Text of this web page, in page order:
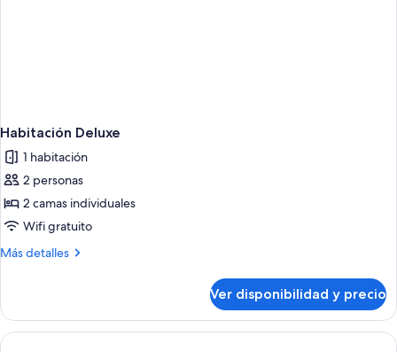
Habitación Deluxe
1 habitación
2 personas
2 camas individuales
Wifi gratuito
Más detalles
Más
Deluxe
Ver disponibilidad y precio